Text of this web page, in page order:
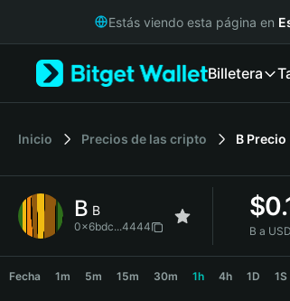
Русский
Italiano
简体中文
繁體中文
Bahasa Indonesia
Estás viendo esta página en
Billetera
Inicio Precios de las cripto B Precio
B B
0x6bdc...4444
$
B a
Fecha 1m 5m 15m 30m 1h 4h 1D 1S